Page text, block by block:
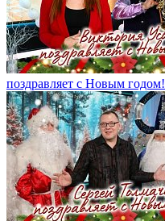
поздравляет с Новым годом!